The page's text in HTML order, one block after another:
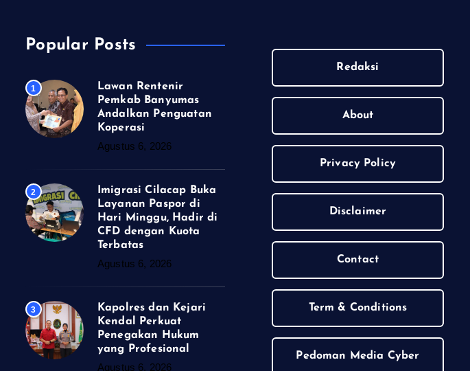
Popular Posts
1
Lawan Rentenir
Pemkab Banyumas
Andalkan Penguatan
Koperasi
Agustus 6, 2026
2
Imigrasi Cilacap Buka
Layanan Paspor di
Hari Minggu, Hadir di
CFD dengan Kuota
Terbatas
Agustus 6, 2026
3
Kapolres dan Kejari
Kendal Perkuat
Penegakan Hukum
yang Profesional
Agustus 6, 2026
Redaksi
About
Privacy Policy
Disclaimer
Contact
Term & Conditions
Pedoman Media Cyber